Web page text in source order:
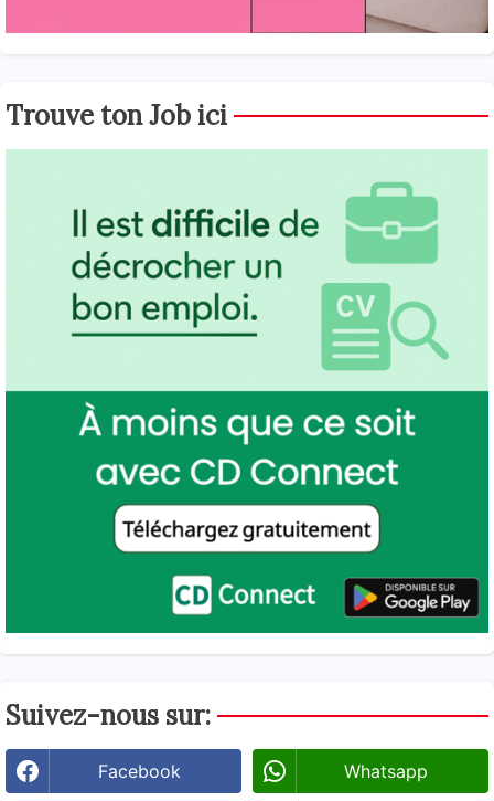
Trouve ton Job ici
Suivez-nous sur:
Facebook Whatsapp